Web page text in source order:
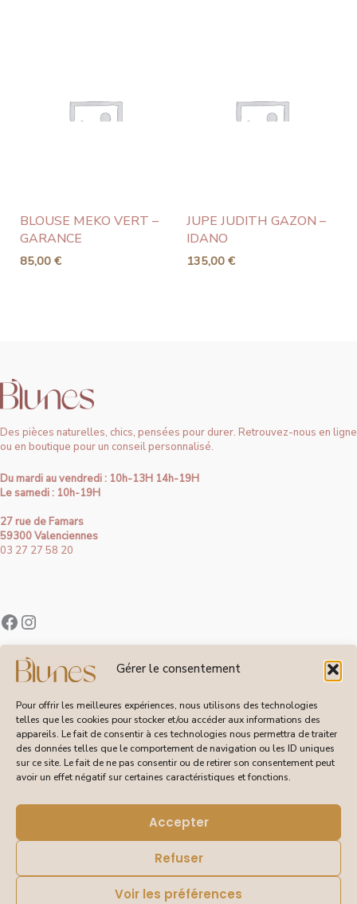
Gérer le consentement
Pour offrir les meilleures expériences, nous utilisons des technologies
telles que les cookies pour stocker et/ou accéder aux informations des
appareils. Le fait de consentir à ces technologies nous permettra de traiter
des données telles que le comportement de navigation ou les ID uniques
sur ce site. Le fait de ne pas consentir ou de retirer son consentement peut
avoir un effet négatif sur certaines caractéristiques et fonctions.
Accepter
Refuser
Voir les préférences
BLOUSE MEKO VERT –
GARANCE
85,00 €
JUPE JUDITH GAZON –
IDANO
135,00 €
Des pièces naturelles, chics, pensées pour durer. Retrouvez-nous en ligne
ou en boutique pour un conseil personnalisé.
Du mardi au vendredi : 10h-13H 14h-19H
Le samedi : 10h-19H
27 rue de Famars
59300 Valenciennes
03 27 27 58 20
Contact
À Propos de Blunes
CGV
Livraisons et Retours
Mentions Légales
Politique de Confidentialité
© 2026 Blunes – Tous droits réservés | Site réalisé pour